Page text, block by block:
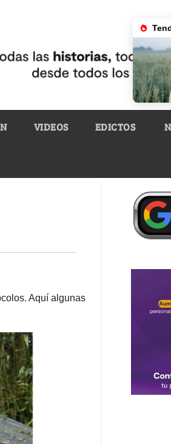
VIDEOS EDICTOS
Aquí algunas